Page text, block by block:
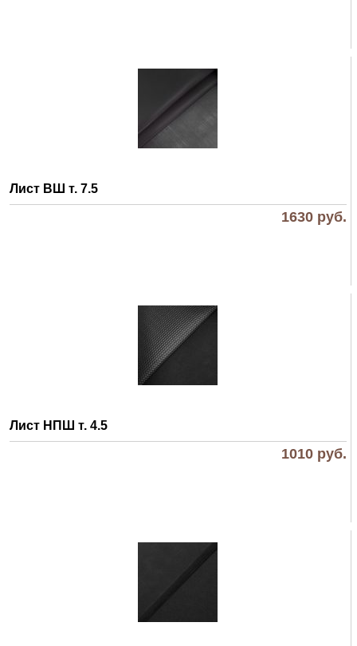
Лист ВШ т. 7.5
1630 руб.
Лист НПШ т. 4.5
1010 руб.